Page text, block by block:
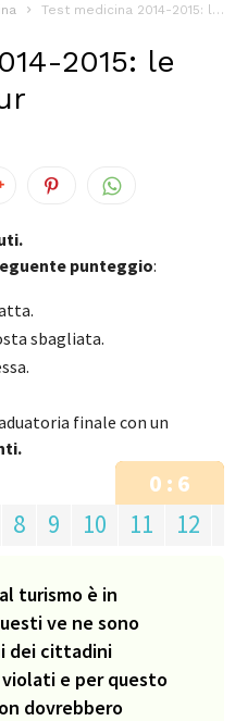
Test medicina 2014-2015: le domande del Mur
2015: le
punteggio:
sbagliata.
finale con un
0 : 6
8 9 10 11 12
turismo è in
ve ne sono
dei cittadini
e per questo
dovrebbero